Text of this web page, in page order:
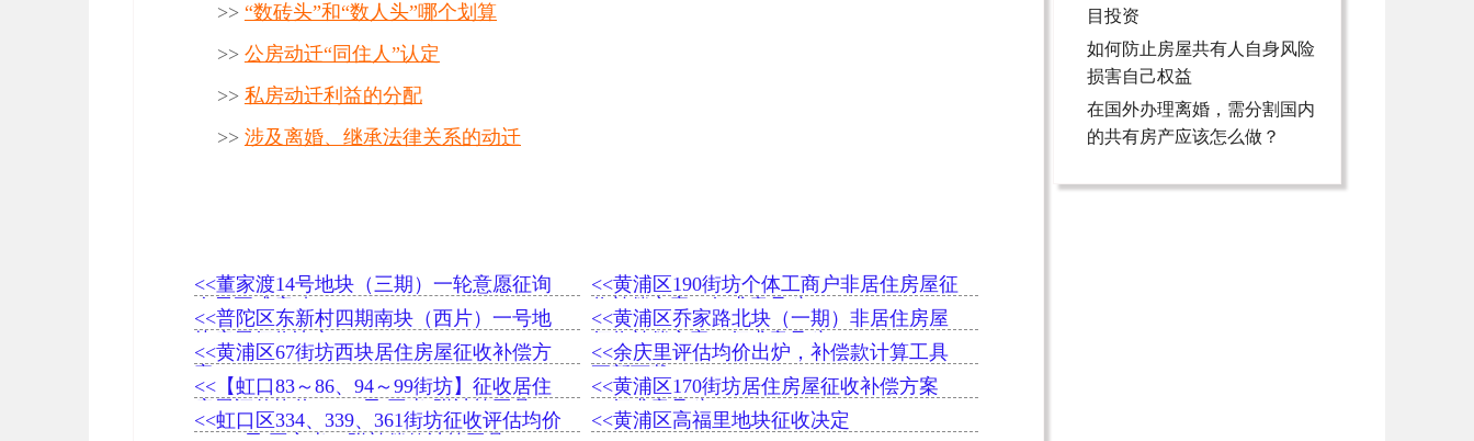
>> “数砖头”和“数人头”哪个划算
>> 公房动迁“同住人”认定
>> 私房动迁利益的分配
>> 涉及离婚、继承法律关系的动迁
<<董家渡14号地块（三期）一轮意愿征询
今天正式启动
<<黄浦区190街坊个体工商户非居住房屋征
收补偿方案（征求意见稿）
<<普陀区东新村四期南块（西片）一号地
块房屋征收决定
<<黄浦区乔家路北块（一期）非居住房屋
征收补偿方案（征求意见稿）
<<黄浦区67街坊西块居住房屋征收补偿方
<<余庆里评估均价出炉，补偿款计算工具
更新下载
<<【虹口83～86、94～99街坊】征收居住
房屋评估均价61662元/平米(附计算工具)
<<黄浦区170街坊居住房屋征收补偿方案
（征求意见稿）
<<虹口区334、339、361街坊征收评估均价
<<黄浦区高福里地块征收决定
目投资
如何防止房屋共有人自身风险
损害自己权益
在国外办理离婚，需分割国内
的共有房产应该怎么做？